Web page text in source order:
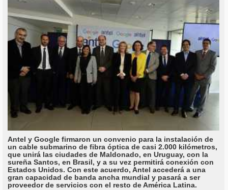
Antel y Google firmaron un convenio para la instalación de
un cable submarino de fibra óptica de casi 2.000 kilómetros,
que unirá las ciudades de Maldonado, en Uruguay, con la
sureña Santos, en Brasil, y a su vez permitirá conexión con
Estados Unidos. Con este acuerdo, Antel accederá a una
gran capacidad de banda ancha mundial y pasará a ser
proveedor de servicios con el resto de América Latina.